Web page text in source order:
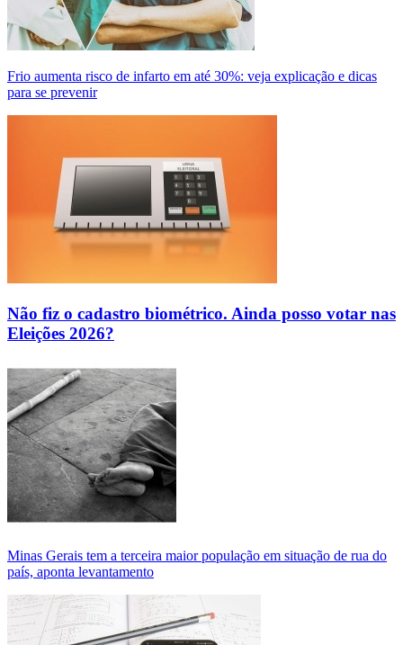
Frio aumenta risco de infarto em até 30%: veja explicação e dicas
para se prevenir
Não fiz o cadastro biométrico. Ainda posso votar nas
Eleições 2026?
Minas Gerais tem a terceira maior população em situação de rua do
país, aponta levantamento